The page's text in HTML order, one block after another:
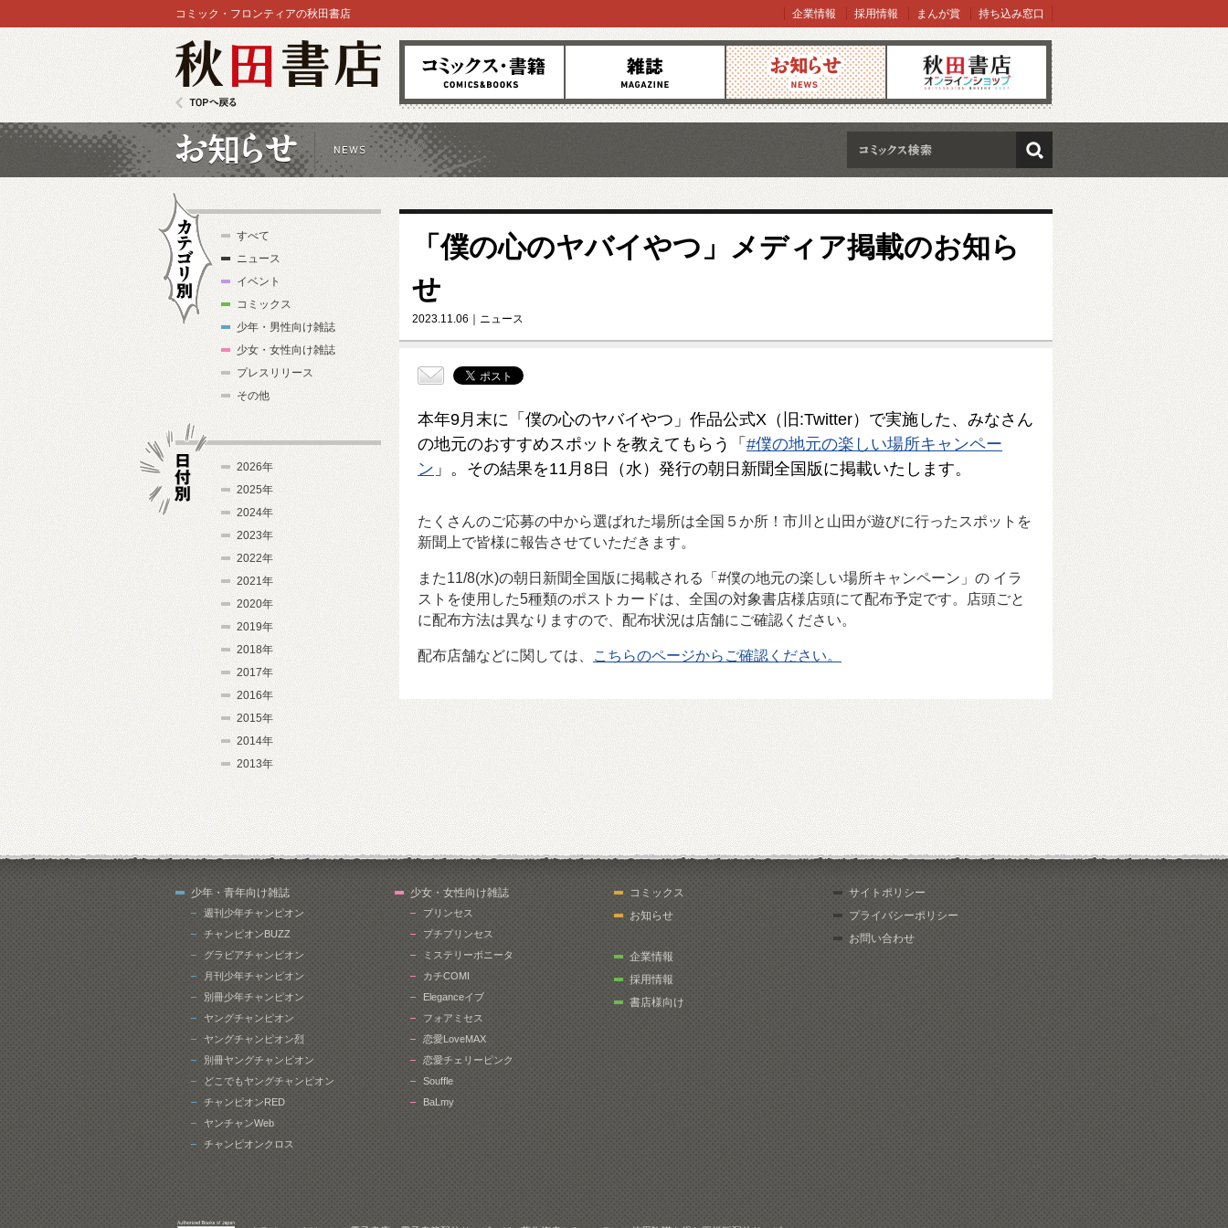
コミックス 雑誌 お知らせ オンラインショップ
コミック・フロンティアの秋田書店 企業情報 採用情報 まんが賞 持ち込み窓口
検索
「僕の心のヤバイやつ」メディア掲載のお知ら
せ
2023.11.06 ニュース
本年9月末に「僕の心のヤバイやつ」作品公式X（旧:Twitter）で実施した、みなさん
の地元のおすすめスポットを教えてもらう「 #僕の地元の楽しい場所キャンペー
ン 」。その結果を11月8日（水）発行の朝日新聞全国版に掲載いたします。
たくさんのご応募の中から選ばれた場所は全国５か所！市川と山田が遊びに行ったスポットを
新聞上で皆様に報告させていただきます。
また11/8(水)の朝日新聞全国版に掲載される「#僕の地元の楽しい場所キャンペーン」の イラ
ストを使用した5種類のポストカードは、全国の対象書店様店頭にて配布予定です。店頭ごと
に配布方法は異なりますので、配布状況は店舗にご確認ください。
配布店舗などに関しては、 こちらのページからご確認ください。
すべて
ニュース
イベント
コミックス
少年・男性向け雑誌
少女・女性向け雑誌
プレスリリース
その他
2026年
2025年
2024年
2023年
2022年
2021年
2020年
2019年
2018年
2017年
2016年
2015年
2014年
2013年
少年・青年向け雑誌
週刊少年チャンピオン
チャンピオンBUZZ
グラビアチャンピオン
月刊少年チャンピオン
別冊少年チャンピオン
ヤングチャンピオン
ヤングチャンピオン烈
別冊ヤングチャンピオン
どこでもヤングチャンピオン
チャンピオンRED
ヤンチャンWeb
チャンピオンクロス
少女・女性向け雑誌
プリンセス
プチプリンセス
ミステリーボニータ
カチCOMI
Eleganceイブ
フォアミセス
恋愛LoveMAX
恋愛チェリーピンク
Souffle
BaLmy
コミックス
お知らせ
企業情報
採用情報
書店様向け
サイトポリシー
プライバシーポリシー
お問い合わせ